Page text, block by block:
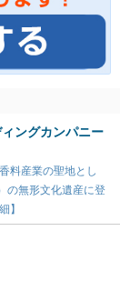
ングカンパニー
料産業の聖地とし
の無形文化遺産に登
】